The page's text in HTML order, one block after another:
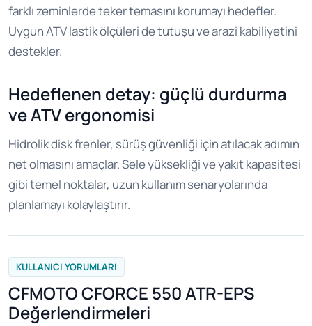
farklı zeminlerde teker temasını korumayı hedefler.
Uygun ATV lastik ölçüleri de tutuşu ve arazi kabiliyetini
destekler.
Hedeflenen detay: güçlü durdurma
ve ATV ergonomisi
Hidrolik disk frenler, sürüş güvenliği için atılacak adımın
net olmasını amaçlar. Sele yüksekliği ve yakıt kapasitesi
gibi temel noktalar, uzun kullanım senaryolarında
planlamayı kolaylaştırır.
KULLANICI YORUMLARI
CFMOTO CFORCE 550 ATR-EPS
Değerlendirmeleri